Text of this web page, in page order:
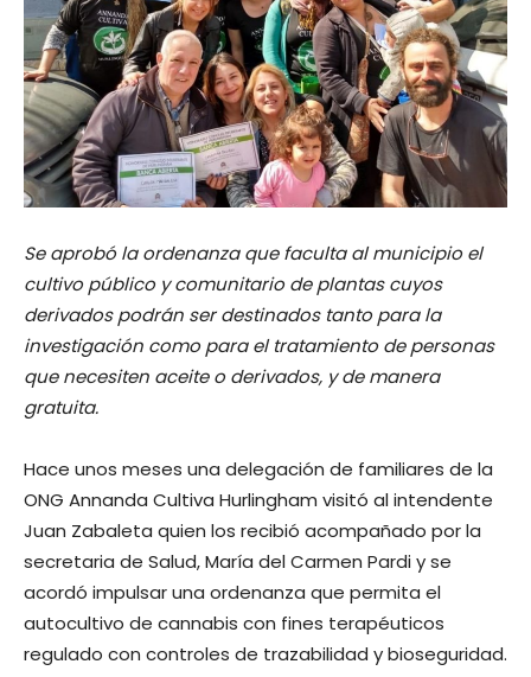
Se aprobó la ordenanza que faculta al municipio el
cultivo público y comunitario de plantas cuyos
derivados podrán ser destinados tanto para la
investigación como para el tratamiento de personas
que necesiten aceite o derivados, y de manera
gratuita.
Hace unos meses una delegación de familiares de la
ONG Annanda Cultiva Hurlingham visitó al intendente
Juan Zabaleta quien los recibió acompañado por la
secretaria de Salud, María del Carmen Pardi y se
acordó impulsar una ordenanza que permita el
autocultivo de cannabis con fines terapéuticos
regulado con controles de trazabilidad y bioseguridad.